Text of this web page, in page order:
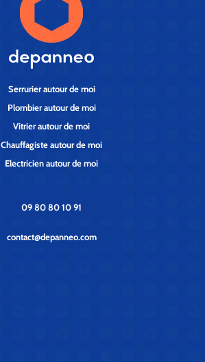
Serrurier autour de moi
Plombier autour de moi
Vitrier autour de moi
Chauffagiste autour de moi
Electricien autour de moi
09 80 80 10 91
contact@depanneo.com